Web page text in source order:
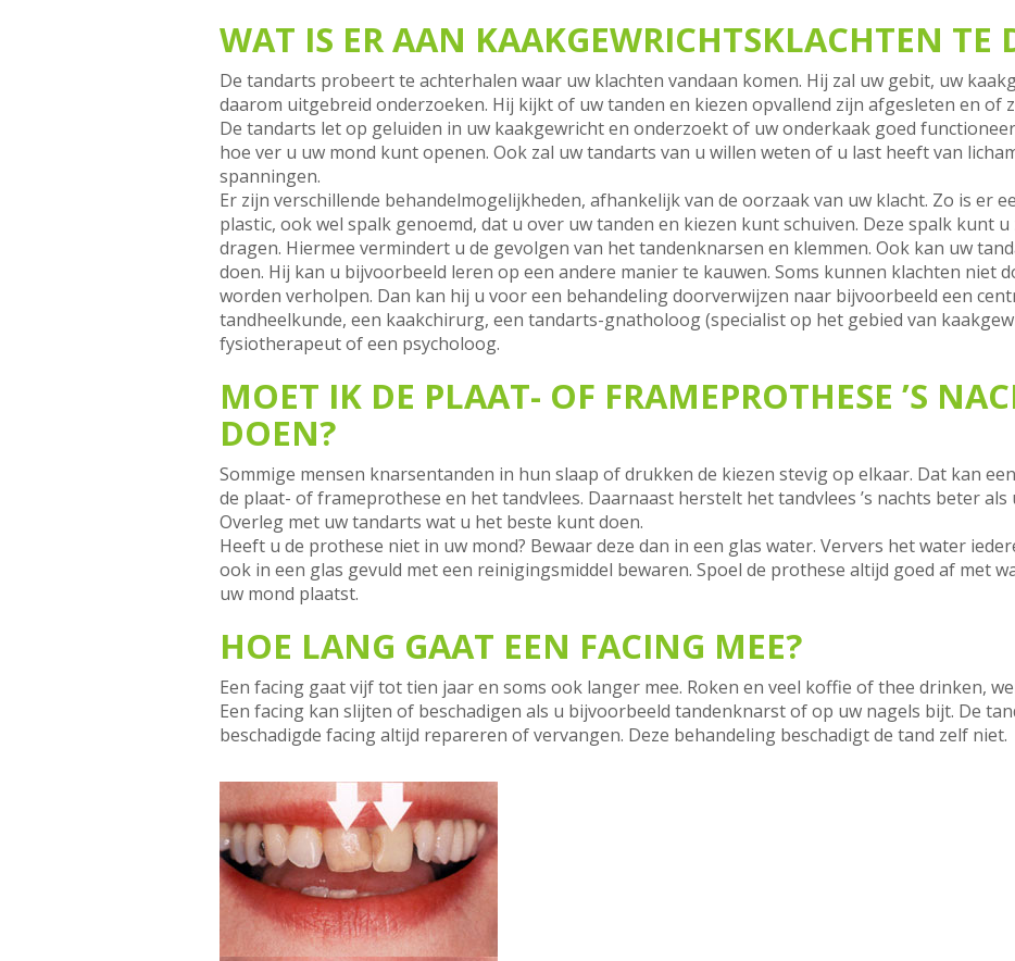
WAT IS ER AAN KAAKGEWRICHTSKLACHTEN TE
De tandarts probeert te achterhalen waar uw klachten vandaan komen. Hij zal uw gebit, uw
daarom uitgebreid onderzoeken. Hij kijkt of uw tanden en kiezen opvallend zijn afgesleten en of
De tandarts let op geluiden in uw kaakgewricht en onderzoekt of uw onderkaak goed
hoe ver u uw mond kunt openen. Ook zal uw tandarts van u willen weten of u last heeft van
spanningen.
Er zijn verschillende behandelmogelijkheden, afhankelijk van de oorzaak van uw klacht. Zo is er
plastic, ook wel spalk genoemd, dat u over uw tanden en kiezen kunt schuiven. Deze spalk kunt u
dragen. Hiermee vermindert u de gevolgen van het tandenknarsen en klemmen. Ook kan uw
doen. Hij kan u bijvoorbeeld leren op een andere manier te kauwen. Soms kunnen klachten niet
worden verholpen. Dan kan hij u voor een behandeling doorverwijzen naar bijvoorbeeld een
tandheelkunde, een kaakchirurg, een tandarts-gnatholoog (specialist op het gebied van
fysiotherapeut of een psycholoog.
MOET IK DE PLAAT- OF FRAMEPROTHESE ’S
DOEN?
Sommige mensen knarsentanden in hun slaap of drukken de kiezen stevig op elkaar. Dat kan
de plaat- of frameprothese en het tandvlees. Daarnaast herstelt het tandvlees ’s nachts beter
Overleg met uw tandarts wat u het beste kunt doen.
Heeft u de prothese niet in uw mond? Bewaar deze dan in een glas water. Ververs het water
ook in een glas gevuld met een reinigingsmiddel bewaren. Spoel de prothese altijd goed af met
uw mond plaatst.
HOE LANG GAAT EEN FACING MEE?
Een facing gaat vijf tot tien jaar en soms ook langer mee. Roken en veel koffie of thee drinken,
Een facing kan slijten of beschadigen als u bijvoorbeeld tandenknarst of op uw nagels bijt. De
beschadigde facing altijd repareren of vervangen. Deze behandeling beschadigt de tand zelf niet.